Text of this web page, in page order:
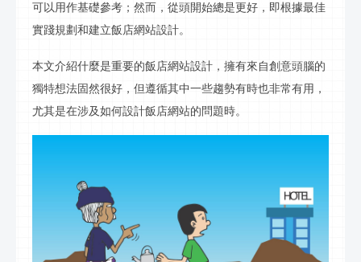
可以用作基礎參考；然而，從頭開始總是更好，即根據最佳
實踐規劃和建立飯店網站設計。
本文介紹什麼是重要的飯店網站設計，擁有來自創意頭腦的
獨特想法固然很好，但遵循其中一些趨勢有時也非常有用，
尤其是在涉及如何設計飯店網站的問題時。